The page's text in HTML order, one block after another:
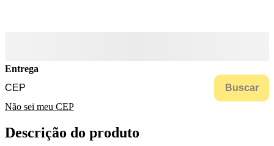
Entrega
Buscar
Não sei meu CEP
Descrição do produto